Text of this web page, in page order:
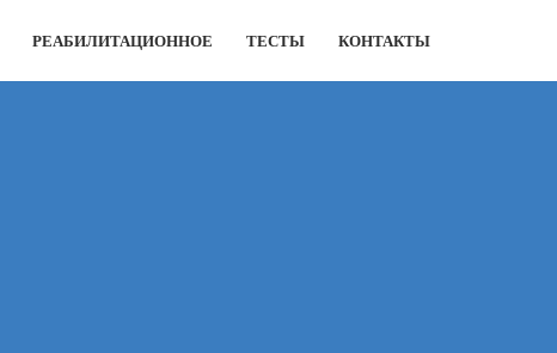
РЕАБИЛИТАЦИОННОЕ ТЕСТЫ КОНТАКТЫ